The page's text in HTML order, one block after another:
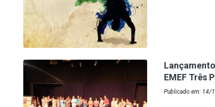
EMEF Três
Publicado em: 14/